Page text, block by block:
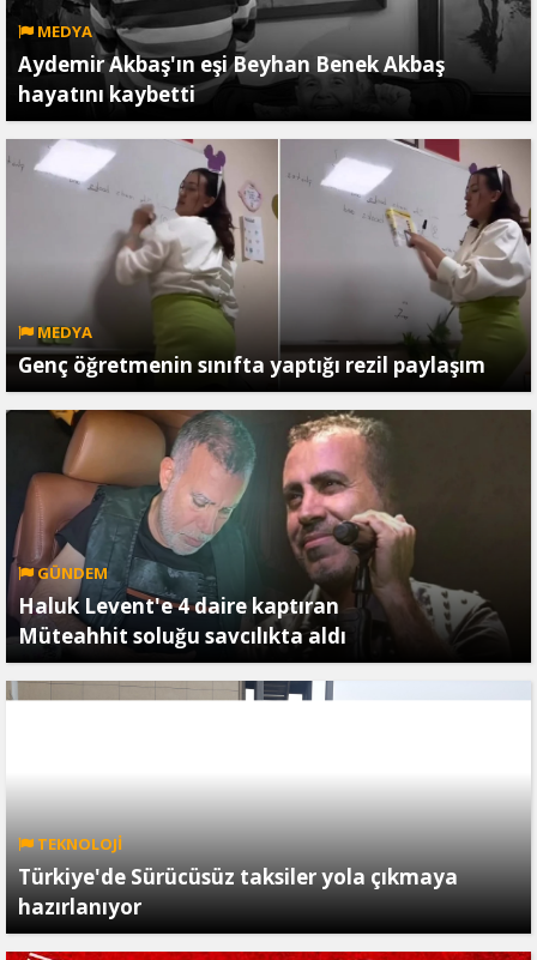
MEDYA
Aydemir Akbaş'ın eşi Beyhan Benek Akbaş
hayatını kaybetti
MEDYA
Genç öğretmenin sınıfta yaptığı rezil paylaşım
GÜNDEM
Haluk Levent'e 4 daire kaptıran
Müteahhit soluğu savcılıkta aldı
TEKNOLOJİ
Türkiye'de Sürücüsüz taksiler yola çıkmaya
hazırlanıyor